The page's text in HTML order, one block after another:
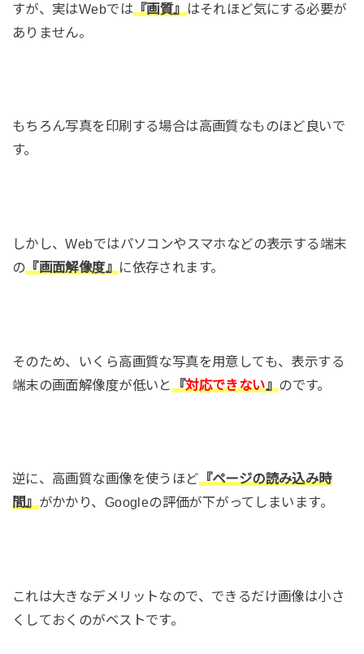
すが、実はWebでは『画質』はそれほど気にする必要が
ありません。
もちろん写真を印刷する場合は高画質なものほど良いで
す。
しかし、Webではパソコンやスマホなどの表示する端末
の『画面解像度』に依存されます。
そのため、いくら高画質な写真を用意しても、表示する
端末の画面解像度が低いと『対応できない』のです。
逆に、高画質な画像を使うほど『ページの読み込み時
間』がかかり、Googleの評価が下がってしまいます。
これは大きなデメリットなので、できるだけ画像は小さ
くしておくのがベストです。